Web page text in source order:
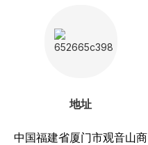
地址
中国福建省厦门市观音山商